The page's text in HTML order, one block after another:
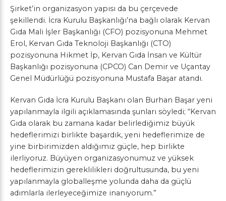
Şirket’in organizasyon yapısı da bu çerçevede
şekillendi. İcra Kurulu Başkanlığı’na bağlı olarak Kervan
Gıda Mali İşler Başkanlığı (CFO) pozisyonuna Mehmet
Erol, Kervan Gıda Teknoloji Başkanlığı (CTO)
pozisyonuna Hikmet İp, Kervan Gıda İnsan ve Kültür
Başkanlığı pozisyonuna (CPCO) Can Demir ve Uçantay
Genel Müdürlüğü pozisyonuna Mustafa Başar atandı.
Kervan Gıda İcra Kurulu Başkanı olan Burhan Başar yeni
yapılanmayla ilgili açıklamasında şunları söyledi; “Kervan
Gıda olarak bu zamana kadar belirlediğimiz büyük
hedeflerimizi birlikte başardık, yeni hedeflerimize de
yine birbirimizden aldığımız güçle, hep birlikte
ilerliyoruz. Büyüyen organizasyonumuz ve yüksek
hedeflerimizin gereklilikleri doğrultusunda, bu yeni
yapılanmayla globalleşme yolunda daha da güçlü
adımlarla ilerleyeceğimize inanıyorum.”